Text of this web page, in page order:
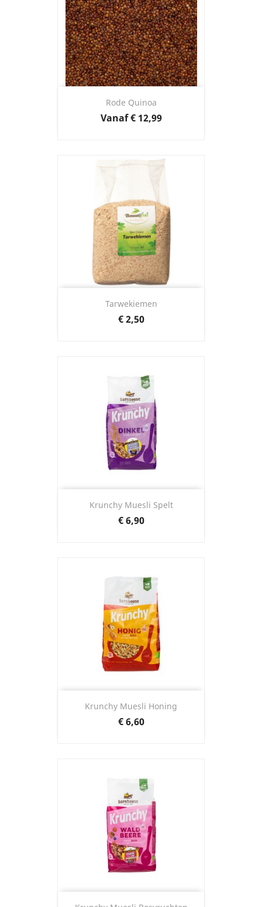
Rode Quinoa
VanafPrijs
€ 12,99
Tarwekiemen
Prijs
€ 2,50
Krunchy Muesli Spelt
Prijs
€ 6,90
Krunchy Muesli Honing
Prijs
€ 6,60